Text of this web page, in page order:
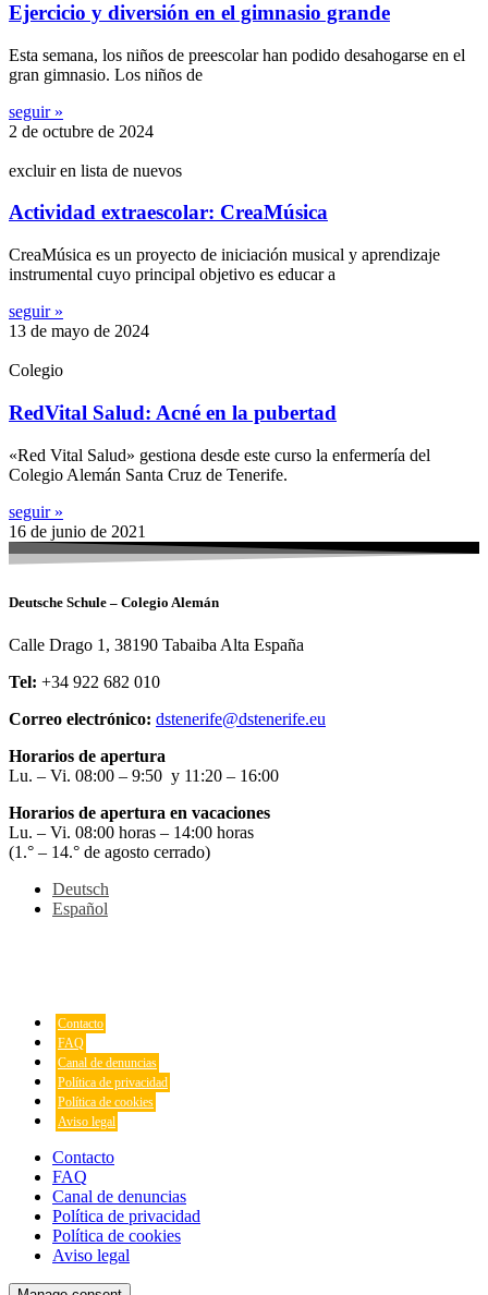
Ejercicio y diversión en el gimnasio grande
Esta semana, los niños de preescolar han podido desahogarse en el
gran gimnasio. Los niños de
seguir »
2 de octubre de 2024
excluir en lista de nuevos
Actividad extraescolar: CreaMúsica
CreaMúsica es un proyecto de iniciación musical y aprendizaje
instrumental cuyo principal objetivo es educar a
seguir »
13 de mayo de 2024
Colegio
RedVital Salud: Acné en la pubertad
«Red Vital Salud» gestiona desde este curso la enfermería del
Colegio Alemán Santa Cruz de Tenerife.
seguir »
16 de junio de 2021
Deutsche Schule – Colegio Alemán
Calle Drago 1, 38190 Tabaiba Alta España
Tel: +34 922 682 010
Correo electrónico: dstenerife@dstenerife.eu
Horarios de apertura
Lu. – Vi. 08:00 – 9:50 y 11:20 – 16:00
Horarios de apertura en vacaciones
Lu. – Vi. 08:00 horas – 14:00 horas
(1.° – 14.° de agosto cerrado)
Deutsch
Español
Contacto
FAQ
Canal de denuncias
Política de privacidad
Política de cookies
Aviso legal
Contacto
FAQ
Canal de denuncias
Política de privacidad
Política de cookies
Aviso legal